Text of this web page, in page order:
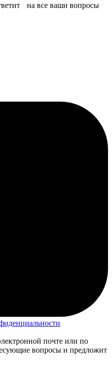
на все ваши вопросы
почте или по
вопросы и предложит